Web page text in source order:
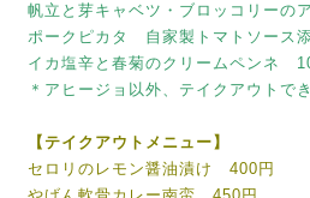
帆立と芽キャベツ・ブロッコリーの
ポークピカタ 自家製トマトソース
イカ塩辛と春菊のクリームペンネ
＊アヒージョ以外、テイクアウトで
【テイクアウトメニュー】
セロリのレモン醤油漬け 400円